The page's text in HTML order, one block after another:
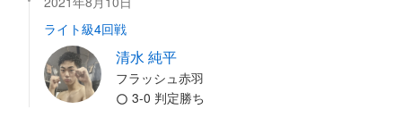
ライト級4回戦
清水 純平
フラッシュ赤羽
3-0 判定勝ち